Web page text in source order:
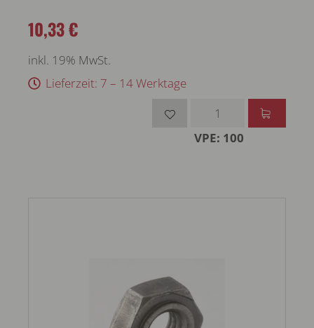
10,33 €
inkl. 19% MwSt.
Lieferzeit: 7 – 14 Werktage
VPE: 100